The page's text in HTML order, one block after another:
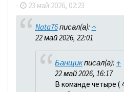
- 23 май 2026, 02:23
Nata76писал(а): ↑
22 май 2026, 22:01
Банщикписал(а): ↑
22 май 2026, 16:17
В команде четыре (